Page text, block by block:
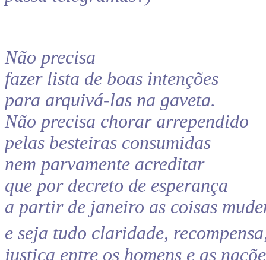
Não precisa
fazer lista de boas intenções
para arquivá-las na gaveta.
Não precisa chorar arrependido
pelas besteiras consumidas
nem parvamente acreditar
que por decreto de esperança
a partir de janeiro as coisas
e seja tudo claridade,
justiça entre os homens e as